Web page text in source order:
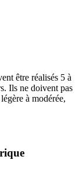
être réalisés 5 à
Ils ne doivent pas
à modérée,